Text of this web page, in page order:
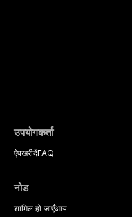
उपयोगकर्ता
ऐपखरीदेंFAQ
नोड
शामिल हो जाएँआय